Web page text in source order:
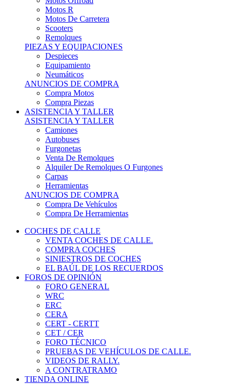
Motos R
Motos De Carretera
Scooters
Remolques
PIEZAS Y EQUIPACIONES
Despieces
Equipamiento
Neumáticos
ANUNCIOS DE COMPRA
Compra Motos
Compra Piezas
ASISTENCIA Y TALLER
ASISTENCIA Y TALLER
Camiones
Autobuses
Furgonetas
Venta De Remolques
Alquiler De Remolques O Furgones
Carpas
Herramientas
ANUNCIOS DE COMPRA
Compra De Vehículos
Compra De Herramientas
COCHES DE CALLE
VENTA COCHES DE CALLE.
COMPRA COCHES
SINIESTROS DE COCHES
EL BAÚL DE LOS RECUERDOS
FOROS DE OPINIÓN
FORO GENERAL
WRC
ERC
CERA
CERT - CERTT
CET / CER
FORO TÉCNICO
PRUEBAS DE VEHÍCULOS DE CALLE.
VIDEOS DE RALLY.
A CONTRATRAMO
TIENDA ONLINE